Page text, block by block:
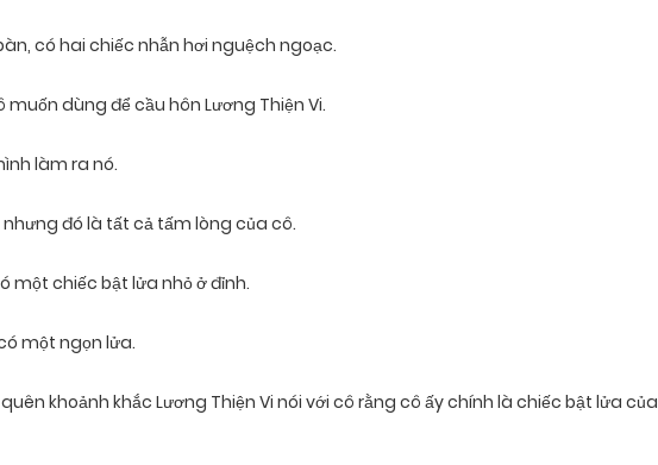
có hai chiếc nhẫn hơi nguệch ngoạc.
dùng để cầu hôn Lương Thiện Vi.
làm ra nó.
nhưng đó là tất cả tấm lòng của cô.
một chiếc bật lửa nhỏ ở đỉnh.
một ngọn lửa.
khoảnh khắc Lương Thiện Vi nói với cô rằng cô ấy chính là chiếc bật lửa của